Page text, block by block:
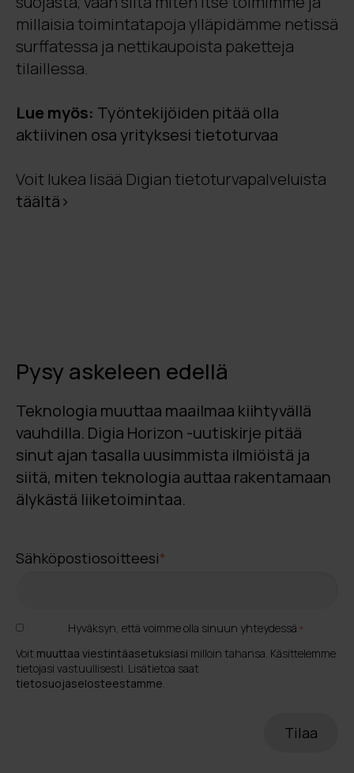
millaisia toimintatapoja ylläpidämme netissä
surffatessa ja nettikaupoista paketteja
tilaillessa.
Lue myös: Työntekijöiden pitää olla
aktiivinen osa yrityksesi tietoturvaa
Voit lukea lisää Digian tietoturvapalveluista
täältä>
Pysy askeleen edellä
Teknologia muuttaa maailmaa kiihtyvällä
vauhdilla. Digia Horizon -uutiskirje pitää
sinut ajan tasalla uusimmista ilmiöistä ja
siitä, miten teknologia auttaa rakentamaan
älykästä liiketoimintaa.
Sähköpostiosoitteesi*
Hyväksyn, että voimme olla sinuun yhteydessä.*
Voit muuttaa viestintäasetuksiasi milloin tahansa. Käsittelemme
tietojasi vastuullisesti. Lisätietoa saat
tietosuojaselosteestamme.